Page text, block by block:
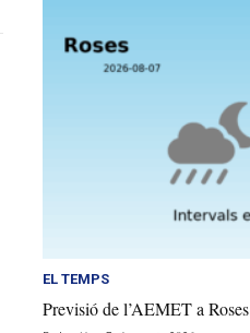
EL TEMPS
Previsió de l’AEMET a